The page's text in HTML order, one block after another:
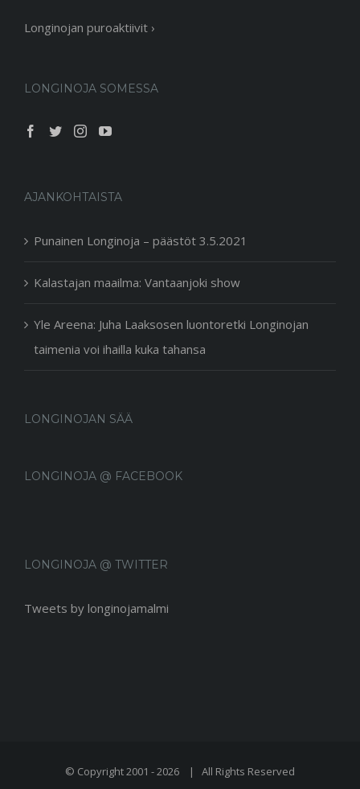
Longinojan puroaktiivit ›
LONGINOJA SOMESSA
AJANKOHTAISTA
Punainen Longinoja – päästöt 3.5.2021
Kalastajan maailma: Vantaanjoki show
Yle Areena: Juha Laaksosen luontoretki Longinojan
taimenia voi ihailla kuka tahansa
LONGINOJAN SÄÄ
LONGINOJA @ FACEBOOK
LONGINOJA @ TWITTER
Tweets by longinojamalmi
© Copyright 2001 -2026 | All Rights Reserved